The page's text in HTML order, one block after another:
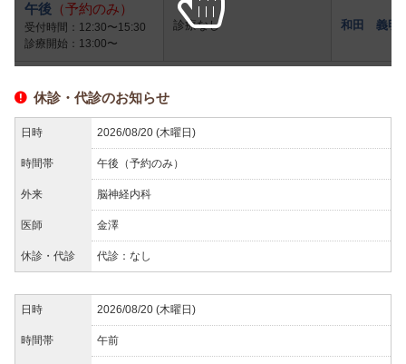
午後 （予約のみ）
受付時間：12:30〜15:30
診療開始：13:00〜
診療なし 和田 義明
休診・代診のお知らせ
日時 2026/08/20 (木曜日)
時間帯 午後（予約のみ）
外来 脳神経内科
医師 金澤
休診・代診 代診：なし
日時 2026/08/20 (木曜日)
時間帯 午前